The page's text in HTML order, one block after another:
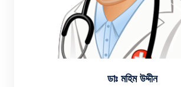
ডাঃ মহিম উদ্দীন